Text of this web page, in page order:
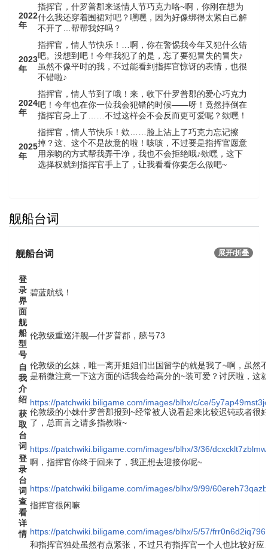
2022
年
指挥官，什罗普郡来送情人节巧克力咯~啊，你刚在想为
什么我还穿着围裙对吧？嘿嘿，因为好像绑得太紧自己解
不开了…帮帮我好吗？
2023
年
指挥官，情人节快乐！…啊，你在警惕我今年又犯什么错
吧。没想到吧！今年我犯了的是，忘了要犯冒失的冒失♪
虽然不像平时的我，不过能看到指挥官惊讶的表情，也很
不错啦♪
2024
年
指挥官，情人节到了哦！来，收下什罗普郡的爱心巧克力
吧！今年也在你一位我会犯错的时候——呀！竟然摔倒在
指挥官身上了……不过这样会不会反而更可爱呢？欸嘿！
2025
年
指挥官，情人节快乐！欸……脸上沾上了巧克力忘记擦
掉？这、这个不是故意的啦！咳咳，不过要是指挥官愿意
用亲吻的方式帮我弄干净，我也不会拒绝哦♪欸嘿，这下
选择权就到指挥官手上了，让我看看你要怎么做吧~
舰船台词
舰船台词 展开/折叠
登
录
界
面
碧蓝航线！
舰
船
型
号
伦敦级重巡洋舰—什罗普郡，舷号73
自
我
介
绍
伦敦级的幺妹，唯一离开姐姐们出国留学的就是我了~啊，虽然
是稍微注意一下这方面的话我会给高分的~装可爱？讨厌啦，这
https://patchwiki.biligame.com/images/blhx/c/ce/
获
取
台
词
伦敦级的小妹什罗普郡报到~经常被人说看起来比较迟钝或者很
了，总而言之请多指教啦~
https://patchwiki.biligame.com/images/blhx/3/36/
登
录
台
词
啊，指挥官你终于回来了，我正想去迎接你呢~
https://patchwiki.biligame.com/images/blhx/9/99/
查
看
详
情
指挥官很闲嘛
https://patchwiki.biligame.com/images/blhx/5/57/
和指挥官独处虽然有点紧张，不过只有指挥官一个人也比较好